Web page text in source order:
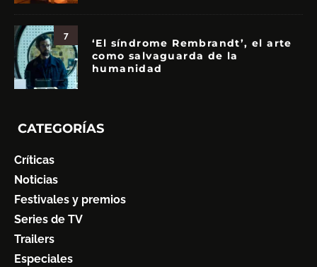
7
‘El síndrome Rembrandt’, el arte
como salvaguarda de la
humanidad
CATEGORÍAS
Críticas
Noticias
Festivales y premios
Series de TV
Trailers
Especiales